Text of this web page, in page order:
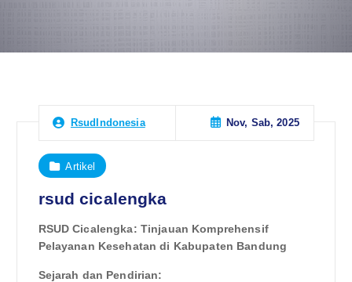
RsudIndonesia Nov, Sab, 2025
Artikel
rsud cicalengka
RSUD Cicalengka: Tinjauan Komprehensif
Pelayanan Kesehatan di Kabupaten Bandung
Sejarah dan Pendirian: